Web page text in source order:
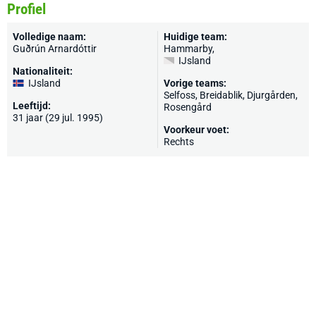
Profiel
Volledige naam:
Guðrún Arnardóttir
Nationaliteit:
IJsland
Leeftijd:
31 jaar (29 jul. 1995)
Huidige team:
Hammarby,
IJsland
Vorige teams:
Selfoss, Breidablik, Djurgården,
Rosengård
Voorkeur voet:
Rechts